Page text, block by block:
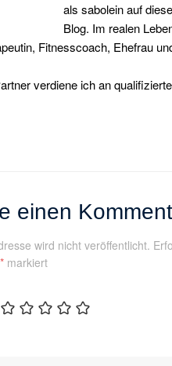
als sabolein auf
Blog. Im realen
Fitnesscoach, Ehefrau
verdiene ich an
einen
wird nicht veröffentlicht.
*markiert